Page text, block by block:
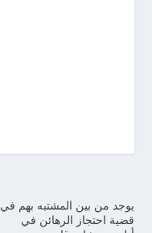
يوجد من بين المشتبه بهم في
قضية احتجاز الرهائن في